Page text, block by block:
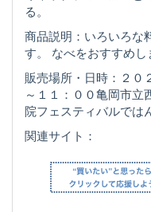
る。
商品説明：いろいろな
す。 なべをおすすめし
販売場所・日時：２０
～１１：００亀岡市立
院フェスティバルでは
関連サイト：